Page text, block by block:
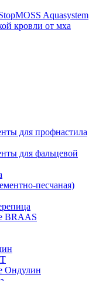
Aquasystem
кровли от мха
для профнастила
для фальцевой
песчаная)
BRAAS
Ондулин